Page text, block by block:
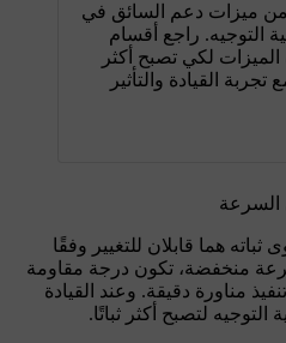
من ميزات دعم السائق في
التوجيه. راجع أقسام
لكي تصبح أكثر
تجربة القيادة والتأثير
السرعة
هما قابلان للتغيير وفقًا
منخفضة، تكون درجة مقاومة
مناورة دقيقة. وعند القيادة
لتصبح أكثر ثباتًا.